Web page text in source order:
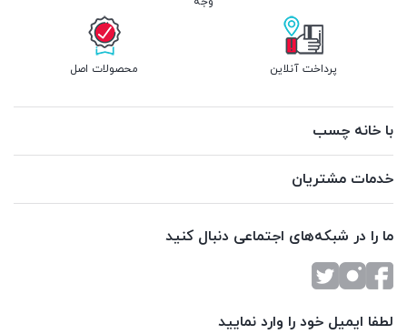
پرداخت آنلاین محصولات اصل
با خانه چسب
خدمات مشتریان
ما را در شبکه‌های اجتماعی دنبال کنید
لطفا ایمیل خود را وارد نمایید